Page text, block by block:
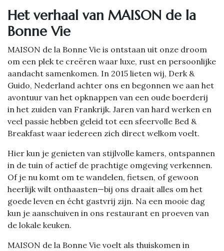
Het ve​rhaal van MAISON de la
Bonne Vie
MAISON de la Bonne Vie is ontstaan uit onze droom
om een plek te creëren waar luxe, rust en persoonlijke
aandacht samenkomen. In 2015 lieten wij, Derk &
Guido, Nederland achter ons en begonnen we aan het
avontuur van het opknappen van een oude boerderij
in het zuiden van Frankrijk. Jaren van hard werken en
veel passie hebben geleid tot een sfeervolle Bed &
Breakfast waar iedereen zich direct welkom voelt.
Hier kun je genieten van stijlvolle kamers, ontspannen
in de tuin of actief de prachtige omgeving verkennen.
Of je nu komt om te wandelen, fietsen, of gewoon
heerlijk wilt onthaasten—bij ons draait alles om het
goede leven en écht gastvrij zijn. Na een mooie dag
kun je aanschuiven in ons restaurant en proeven van
de lokale keuken.
MAISON de la Bonne Vie voelt als thuiskomen in